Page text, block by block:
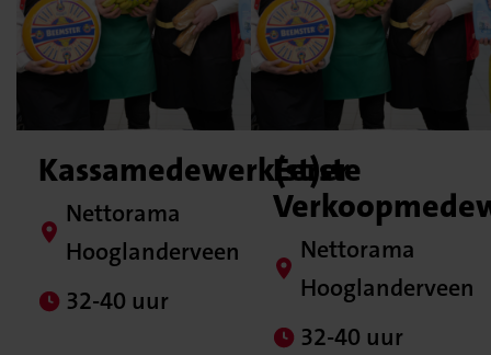
Kassamedewerk(st)er
Nettorama
Hooglanderveen
32-40 uur
Eerste
Nettorama
Hooglanderveen
32-40 uur